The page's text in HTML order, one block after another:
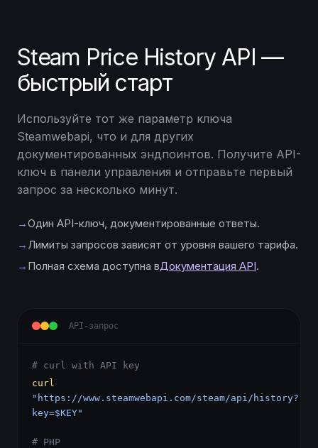
Steam Price History API —
быстрый старт
Используйте тот же параметр ключа
Steamwebapi, что и для других
документированных эндпоинтов. Получите API-
ключ в панели управления и отправьте первый
запрос за несколько минут.
→Один API-ключ, документированные ответы.
→ Лимиты запросов зависят от уровня вашего тарифа.
→ Полная схема доступна вДокументация API.
API-запрос
# curl with API key
curl
"https://www.steamwebapi.com/steam/api/history?
key=$KEY"
# PHP